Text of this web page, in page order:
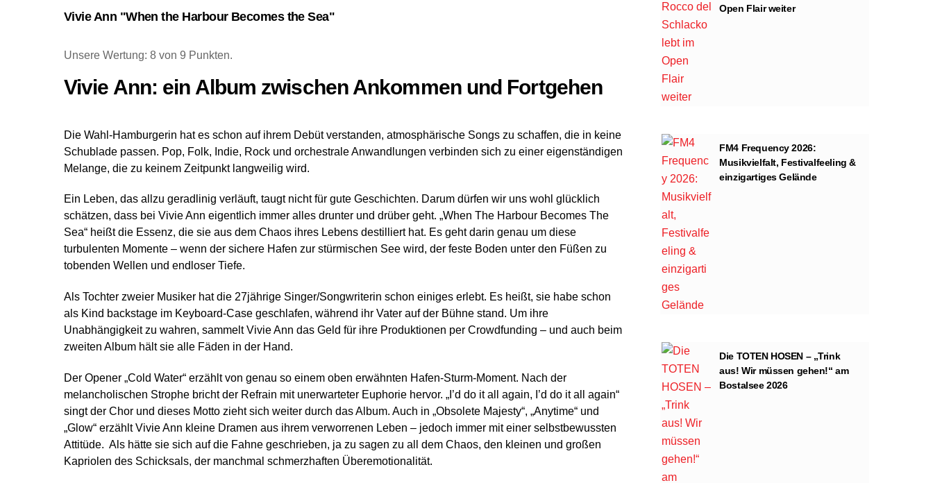
Vivie Ann "When the Harbour Becomes the Sea"
Unsere Wertung: 8 von 9 Punkten.
Vivie Ann: ein Album zwischen Ankommen und Fortgehen
Die Wahl-Hamburgerin hat es schon auf ihrem Debüt verstanden, atmosphärische Songs zu schaffen, die in keine
Schublade passen. Pop, Folk, Indie, Rock und orchestrale Anwandlungen verbinden sich zu einer eigenständigen
Melange, die zu keinem Zeitpunkt langweilig wird.
Ein Leben, das allzu geradlinig verläuft, taugt nicht für gute Geschichten. Darum dürfen wir uns wohl glücklich
schätzen, dass bei Vivie Ann eigentlich immer alles drunter und drüber geht. „When The Harbour Becomes The
Sea“ heißt die Essenz, die sie aus dem Chaos ihres Lebens destilliert hat. Es geht darin genau um diese
turbulenten Momente – wenn der sichere Hafen zur stürmischen See wird, der feste Boden unter den Füßen zu
tobenden Wellen und endloser Tiefe.
Als Tochter zweier Musiker hat die 27jährige Singer/Songwriterin schon einiges erlebt. Es heißt, sie habe schon
als Kind backstage im Keyboard-Case geschlafen, während ihr Vater auf der Bühne stand. Um ihre
Unabhängigkeit zu wahren, sammelt Vivie Ann das Geld für ihre Produktionen per Crowdfunding – und auch beim
zweiten Album hält sie alle Fäden in der Hand.
Der Opener „Cold Water“ erzählt von genau so einem oben erwähnten Hafen-Sturm-Moment. Nach der
melancholischen Strophe bricht der Refrain mit unerwarteter Euphorie hervor. „I’d do it all again, I’d do it all again“
singt der Chor und dieses Motto zieht sich weiter durch das Album. Auch in „Obsolete Majesty“, „Anytime“ und
„Glow“ erzählt Vivie Ann kleine Dramen aus ihrem verworrenen Leben – jedoch immer mit einer selbstbewussten
Attitüde. Als hätte sie sich auf die Fahne geschrieben, ja zu sagen zu all dem Chaos, den kleinen und großen
Kapriolen des Schicksals, der manchmal schmerzhaften Überemotionalität.
Open Flair weiter
FM4 Frequency 2026:
Musikvielfalt, Festivalfeeling &
einzigartiges Gelände
Die TOTEN HOSEN – „Trink
aus! Wir müssen gehen!“ am
Bostalsee 2026